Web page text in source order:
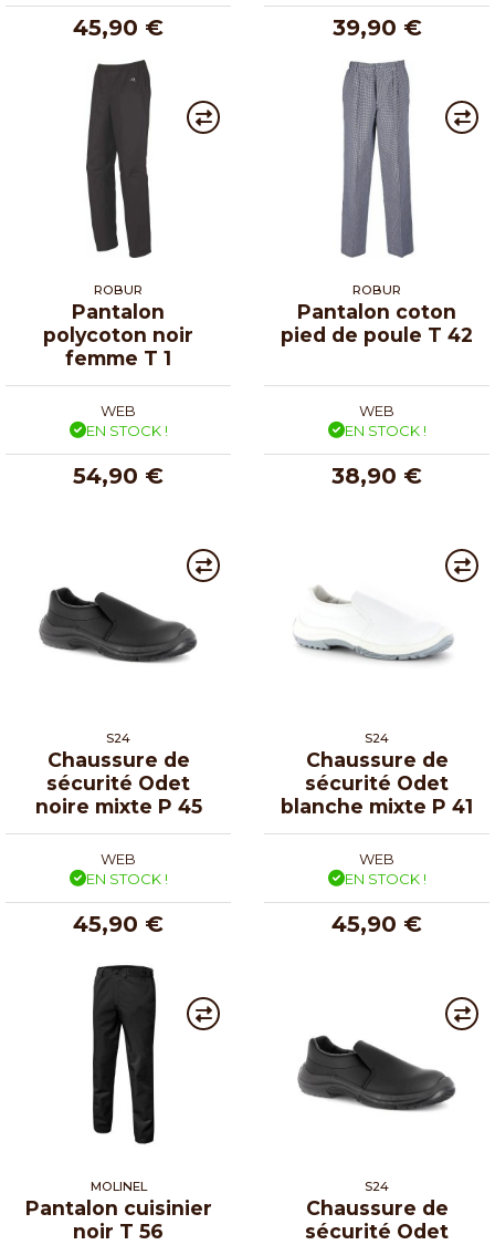
45,90 € 39,90 €
ROBUR
Pantalon
polycoton noir
femme T 1
WEB
EN STOCK !
54,90 €
ROBUR
Pantalon coton
pied de poule T 42
WEB
EN STOCK !
38,90 €
S24
Chaussure de
sécurité Odet
noire mixte P 45
WEB
EN STOCK !
45,90 €
S24
Chaussure de
sécurité Odet
blanche mixte P 41
WEB
EN STOCK !
45,90 €
MOLINEL
Pantalon cuisinier
noir T 56
S24
Chaussure de
sécurité Odet